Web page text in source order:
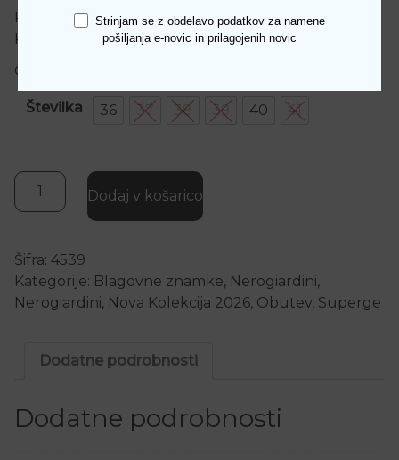
Prileganje: udobno
Kakovost: Made in Italy
Odstranljiv vložek: da
Številka 36 37 38 39 40 41
Cana NeroGiardini usnjene rose gold superge količina
Dodaj v košarico
Šifra: 4539
Kategorije: Blagovne znamke, Nerogiardini,
Nerogiardini, Nova Kolekcija 2026, Obutev, Superge
Dodatne podrobnosti
Dodatne podrobnosti
Strinjam se z obdelavo podatkov za namene
pošiljanja e-novic in prilagojenih novic